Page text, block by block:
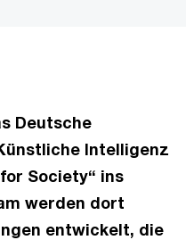
Deutsche
Intelligenz
for Society“ ins
werden dort
entwickelt, die